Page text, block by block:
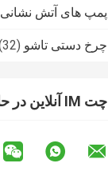
پمپ های آتش نشانی
چرخ دستی تاشو (32)
چت IM آنلاین در حال حاضر